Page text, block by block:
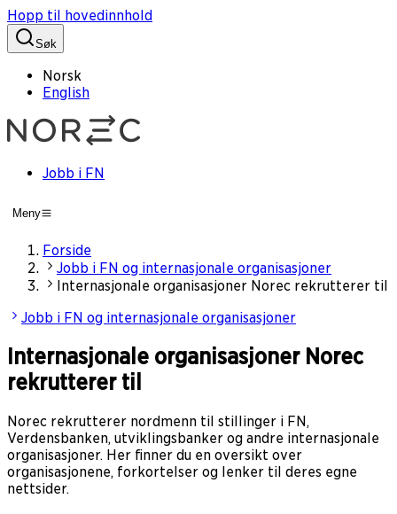
Hopp til hovedinnhold
Søk
Norsk
English
Jobb i FN
Meny
Forside
Jobb i FN og internasjonale organisasjoner
Internasjonale organisasjoner Norec rekrutterer til
Jobb i FN og internasjonale organisasjoner
Internasjonale organisasjoner Norec
rekrutterer til
Norec rekrutterer nordmenn til stillinger i FN,
Verdensbanken, utviklingsbanker og andre internasjonale
organisasjoner. Her finner du en oversikt over
organisasjonene, forkortelser og lenker til deres egne
nettsider.